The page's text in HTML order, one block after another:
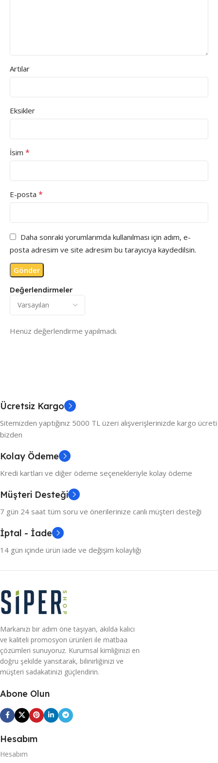
Değerlendirmeler
Henüz değerlendirme yapılmadı.
Artılar
Eksikler
İsim *
E-posta *
Daha sonraki yorumlarımda kullanılması için adım, e-
posta adresim ve site adresim bu tarayıcıya kaydedilsin.
Ücretsiz Kargo
Sitemizden yaptığınız 5000 TL üzeri alışverişlerinizde kargo ücreti
bizden
Kolay Ödeme
Kredi kartları ve diğer ödeme seçenekleriyle kolay ödeme
Müşteri Desteği
7 gün 24 saat tüm soru ve önerilerinize canlı müşteri desteği
İptal - İade
14 gün içinde ürün iade ve değişim kolaylığı
Markanızı bir adım öne taşıyan, akılda kalıcı
ve kaliteli promosyon ürünleri ile matbaa
çözümleri sunuyoruz. Kurumsal kimliğinizi en
doğru şekilde yansıtarak, bilinirliğinizi ve
müşteri sadakatinizi güçlendirin.
Abone Olun
Hesabım
Hesabım